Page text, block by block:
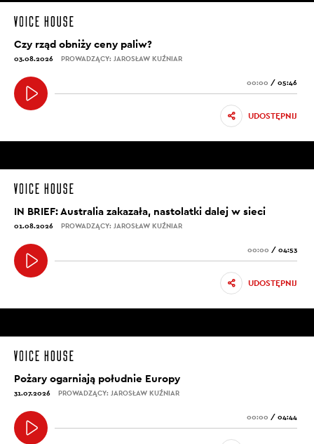
Czy rząd obniży ceny paliw?
03.08.2026 PROWADZĄCY: JAROSŁAW KUŹNIAR
00:00 / 05:46
UDOSTĘPNIJ
IN BRIEF: Australia zakazała, nastolatki dalej w sieci
01.08.2026 PROWADZĄCY: JAROSŁAW KUŹNIAR
00:00 / 04:53
UDOSTĘPNIJ
Pożary ogarniają południe Europy
31.07.2026 PROWADZĄCY: JAROSŁAW KUŹNIAR
00:00 / 04:44